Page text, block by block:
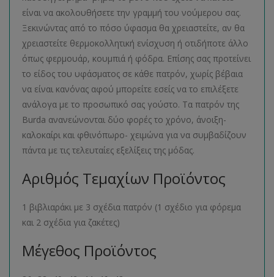
είναι να ακολουθήσετε την γραμμή του νούμερου σας.
Ξεκινώντας από το πόσο ύφασμα θα χρειαστείτε, αν θα
χρειαστείτε θερμοκολλητική ενίσχυση ή οτιδήποτε άλλο
όπως φερμουάρ, κουμπιά ή φόδρα. Επίσης σας προτείνει
το είδος του υφάσματος σε κάθε πατρόν, χωρίς βέβαια
να είναι κανόνας αφού μπορείτε εσείς να το επιλέξετε
ανάλογα με το προσωπικό σας γούστο. Τα πατρόν της
Burda ανανεώνονται δύο φορές το χρόνο, άνοιξη-
καλοκαίρι και φθινόπωρο- χειμώνα για να συμβαδίζουν
πάντα με τις τελευταίες εξελίξεις της μόδας.
Αριθμός Τεμαχίων Προϊόντος
1 βιβλιαράκι με 3 σχέδια πατρόν (1 σχέδιο για φόρεμα
και 2 σχέδια για ζακέτες)
Μέγεθος Προϊόντος